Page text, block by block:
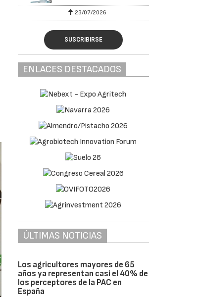
23/07/2026
SUSCRIBIRSE
ENLACES DESTACADOS
ÚLTIMAS NOTICIAS
Los agricultores mayores de 65
años ya representan casi el 40% de
los perceptores de la PAC en
España